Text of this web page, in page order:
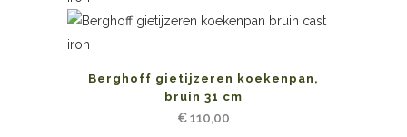
Berghoff gietijzeren koekenpan,
bruin 31 cm
€110,00